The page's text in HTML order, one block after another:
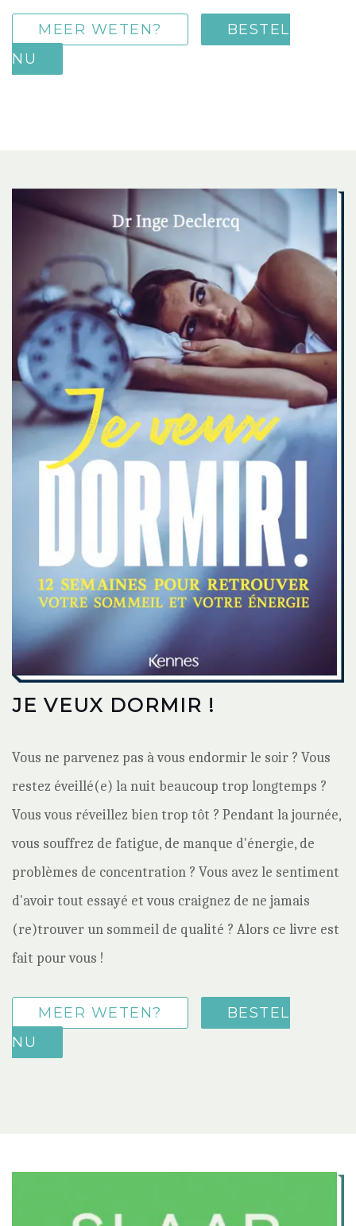
MEER WETEN?
BESTEL
NU
JE VEUX DORMIR !
Vous ne parvenez pas à vous endormir le soir ? Vous
restez éveillé(e) la nuit beaucoup trop longtemps ?
Vous vous réveillez bien trop tôt ? Pendant la journée,
vous souffrez de fatigue, de manque d'énergie, de
problèmes de concentration ? Vous avez le sentiment
d'avoir tout essayé et vous craignez de ne jamais
(re)trouver un sommeil de qualité ? Alors ce livre est
fait pour vous !
MEER WETEN?
BESTEL
NU